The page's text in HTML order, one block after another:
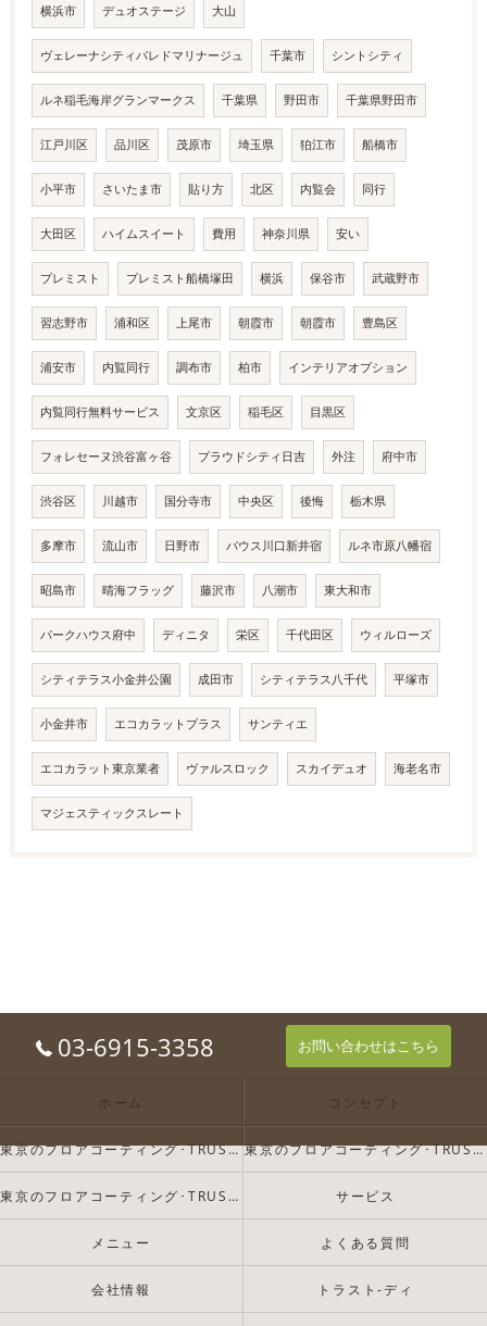
横浜市 デュオステージ 大山
ヴェレーナシティパレドマリナージュ 千葉市 シントシティ
ルネ稲毛海岸グランマークス 千葉県 野田市 千葉県野田市
江戸川区 品川区 茂原市 埼玉県 狛江市 船橋市
小平市 さいたま市 貼り方 北区 内覧会 同行
大田区 ハイムスイート 費用 神奈川県 安い
プレミスト プレミスト船橋塚田 横浜 保谷市 武蔵野市
習志野市 浦和区 上尾市 朝霞市 朝霞市 豊島区
浦安市 内覧同行 調布市 柏市 インテリアオプション
内覧同行無料サービス 文京区 稲毛区 目黒区
フォレセーヌ渋谷富ヶ谷 プラウドシティ日吉 外注 府中市
渋谷区 川越市 国分寺市 中央区 後悔 栃木県
多摩市 流山市 日野市 バウス川口新井宿 ルネ市原八幡宿
昭島市 晴海フラッグ 藤沢市 八潮市 東大和市
パークハウス府中 ディニタ 栄区 千代田区 ウィルローズ
シティテラス小金井公園 成田市 シティテラス八千代 平塚市
小金井市 エコカラットプラス サンティエ
エコカラット東京業者 ヴァルスロック スカイデュオ 海老名市
マジェスティックスレート
03-6915-3358 お問い合わせはこちら
ホーム コンセプト
東京のフロアコーティング･TRUST-Dの口コミ情報 東京のフロアコーティング･TRUST-Dの評判
東京のフロアコーティング･TRUST-Dのお客様の声 サービス
メニュー よくある質問
会社情報 トラスト-ディ